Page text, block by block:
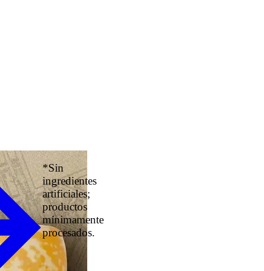
*Sin
ingredientes
artificiales;
productos
mínimamente
procesados.